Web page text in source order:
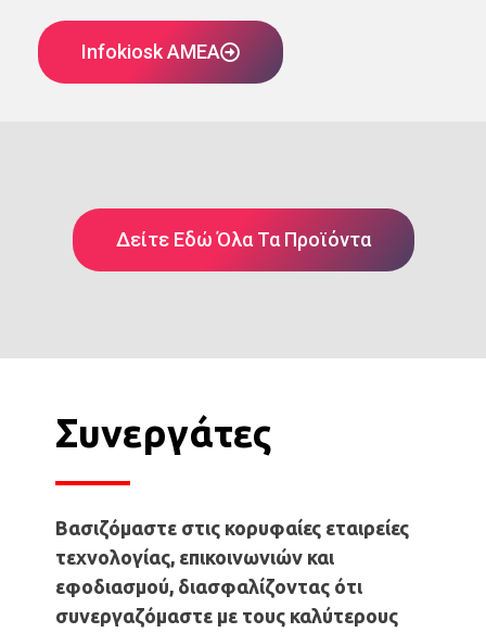
Infokiosk AMEA
Δείτε Εδώ Όλα Τα Προϊόντα
Συνεργάτες
Βασιζόμαστε στις κορυφαίες εταιρείες
τεχνολογίας, επικοινωνιών και
εφοδιασμού, διασφαλίζοντας ότι
συνεργαζόμαστε με τους καλύτερους